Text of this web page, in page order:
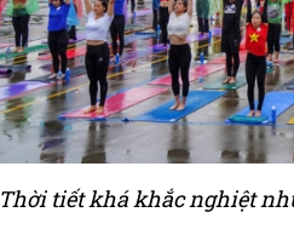
Thời tiết khá khắc nghiệt